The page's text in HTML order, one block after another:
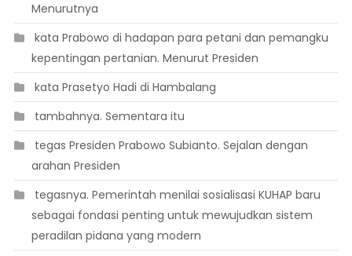
Menurutnya
 kata Prabowo di hadapan para petani dan pemangku
kepentingan pertanian. Menurut Presiden
 kata Prasetyo Hadi di Hambalang
 tambahnya. Sementara itu
 tegas Presiden Prabowo Subianto. Sejalan dengan
arahan Presiden
 tegasnya. Pemerintah menilai sosialisasi KUHAP baru
sebagai fondasi penting untuk mewujudkan sistem
peradilan pidana yang modern